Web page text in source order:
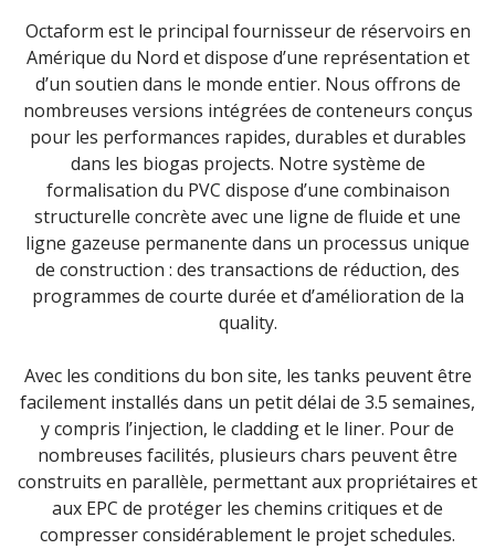
Octaform est le principal fournisseur de réservoirs en
Amérique du Nord et dispose d’une représentation et
d’un soutien dans le monde entier. Nous offrons de
nombreuses versions intégrées de conteneurs conçus
pour les performances rapides, durables et durables
dans les biogas projects. Notre système de
formalisation du PVC dispose d’une combinaison
structurelle concrète avec une ligne de fluide et une
ligne gazeuse permanente dans un processus unique
de construction : des transactions de réduction, des
programmes de courte durée et d’amélioration de la
quality.
Avec les conditions du bon site, les tanks peuvent être
facilement installés dans un petit délai de 3.5 semaines,
y compris l’injection, le cladding et le liner. Pour de
nombreuses facilités, plusieurs chars peuvent être
construits en parallèle, permettant aux propriétaires et
aux EPC de protéger les chemins critiques et de
compresser considérablement le projet schedules.